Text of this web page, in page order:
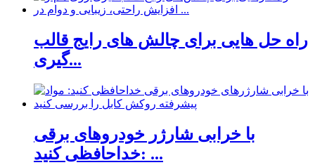
راه حل هایی برای چالش های رایج قالب
گیری...
با خرابی شارژر خودروهای برقی
خداحافظی کنید: ...